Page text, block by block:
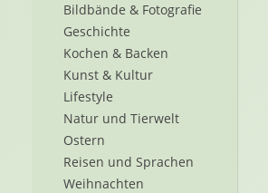
Bildbände & Fotografie
Geschichte
Kochen & Backen
Kunst & Kultur
Lifestyle
Natur und Tierwelt
Ostern
Reisen und Sprachen
Weihnachten